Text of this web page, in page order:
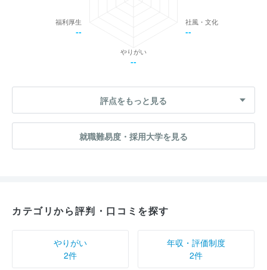
社風・文化
--
やりがい
--
福利厚生
--
評点をもっと見る
就職難易度・採用大学を見る
カテゴリから評判・口コミを探す
やりがい
2件
年収・評価制度
2件